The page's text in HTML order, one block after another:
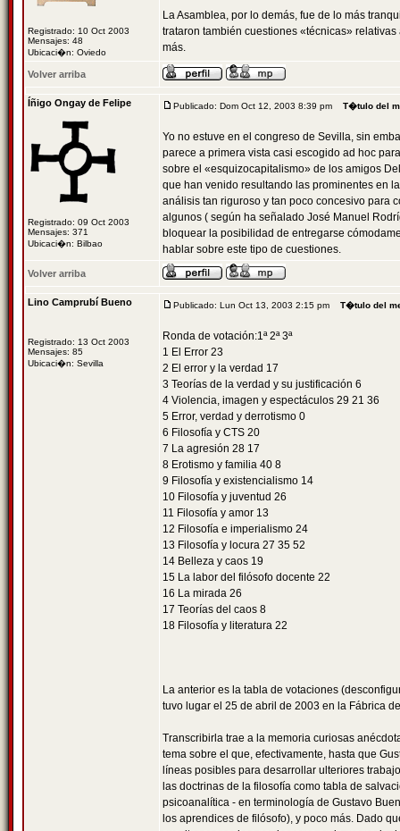
Registrado: 10 Oct 2003
Mensajes: 48
Ubicaci�n: Oviedo
La Asamblea, por lo demás, fue de lo más
trataron también cuestiones «técnicas»
más.
Volver arriba
Íñigo Ongay de Felipe
Registrado: 09 Oct 2003
Mensajes: 371
Ubicaci�n: Bilbao
Publicado: Dom Oct 12, 2003 8:39 pm T�tulo del
Yo no estuve en el congreso de Sevilla, sin
parece a primera vista casi escogido ad hoc
sobre el «esquizocapitalismo» de los amigos
que han venido resultando las prominentes en
análisis tan riguroso y tan poco concesivo para
algunos ( según ha señalado José Manuel
bloquear la posibilidad de entregarse
hablar sobre este tipo de cuestiones.
Volver arriba
Lino Camprubí Bueno
Registrado: 13 Oct 2003
Mensajes: 85
Ubicaci�n: Sevilla
Publicado: Lun Oct 13, 2003 2:15 pm T�tulo del
Ronda de votación:1ª 2ª 3ª
1 El Error 23
2 El error y la verdad 17
3 Teorías de la verdad y su justificación 6
4 Violencia, imagen y espectáculos 29 21 36
5 Error, verdad y derrotismo 0
6 Filosofía y CTS 20
7 La agresión 28 17
8 Erotismo y familia 40 8
9 Filosofía y existencialismo 14
10 Filosofía y juventud 26
11 Filosofía y amor 13
12 Filosofía e imperialismo 24
13 Filosofía y locura 27 35 52
14 Belleza y caos 19
15 La labor del filósofo docente 22
16 La mirada 26
17 Teorías del caos 8
18 Filosofía y literatura 22
La anterior es la tabla de votaciones
tuvo lugar el 25 de abril de 2003 en la Fábrica
Transcribirla trae a la memoria curiosas
tema sobre el que, efectivamente, hasta que
líneas posibles para desarrollar ulteriores
las doctrinas de la filosofía como tabla de
psicoanalítica - en terminología de Gustavo
los aprendices de filósofo), y poco más. Dado